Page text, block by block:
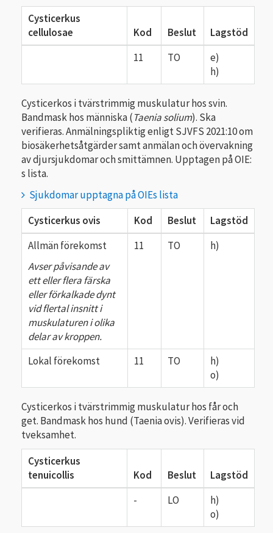
Cysticerkus
cellulosae
Kod Beslut
Lagstöd
11
TO
e)
h)
Cysticerkos i tvärstrimmig muskulatur hos svin.
Bandmask hos människa (Taenia solium). Ska
verifieras. Anmälnings­pliktig enligt SJVFS 2021:10 om
biosäkerhetsåtgärder samt anmälan och övervakning
av djursjukdomar och smittämnen. Upptagen på OIE:
s lista.
Sjukdomar upptagna på OIEs lista
Cysticerkus ovis
Kod Beslut
Lagstöd
Allmän förekomst
Avser påvisande av
ett eller flera färska
eller för­kalkade dynt
vid flertal insnitt i
muskulaturen i olika
delar av kroppen.
11 TO h)
Lokal förekomst 11 TO
h)
o)
Cysticerkos i tvärstrimmig muskulatur hos får och
get. Bandmask hos hund (Taenia ovis). Verifieras vid
tveksamhet.
Cysticerkus
tenuicollis
Kod Beslut
Lagstöd
-
LO
h)
o)